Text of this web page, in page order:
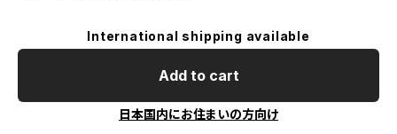
International shipping available
Add to cart
日本国内にお住まいの方向け